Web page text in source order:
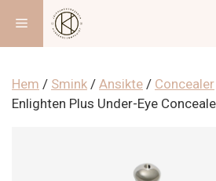
innehåll
Meny
Hem / Smink / Ansikte / Concealer
Enlighten Plus Under-Eye